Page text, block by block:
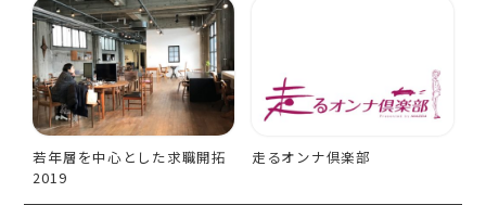
若年層を中心とした求職開拓
2019
走るオンナ倶楽部